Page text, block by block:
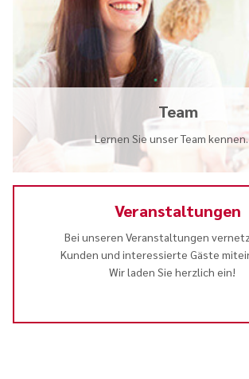
Team
Lernen Sie unser Team kennen.
Veranstaltungen
Bei unseren Veranstaltungen
Kunden und interessierte Gäste
Wir laden Sie herzlich ein!